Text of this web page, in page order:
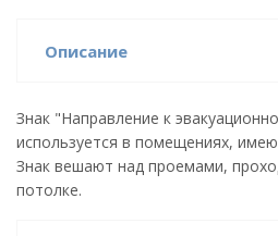
Описание
Знак "Направление к
используется в помещениях,
Знак вешают над проемами,
потолке.